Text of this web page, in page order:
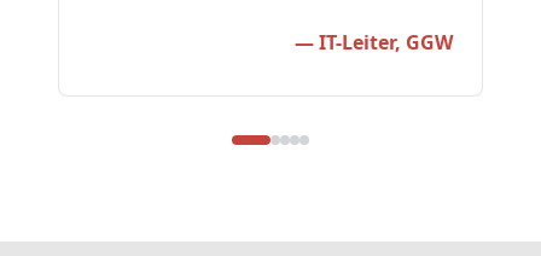
—IT-Leiter, GGW